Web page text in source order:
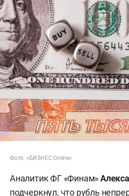
Фото: «БИЗНЕС Online»
Аналитик ФГ «Финам»
подчеркнул, что рубль